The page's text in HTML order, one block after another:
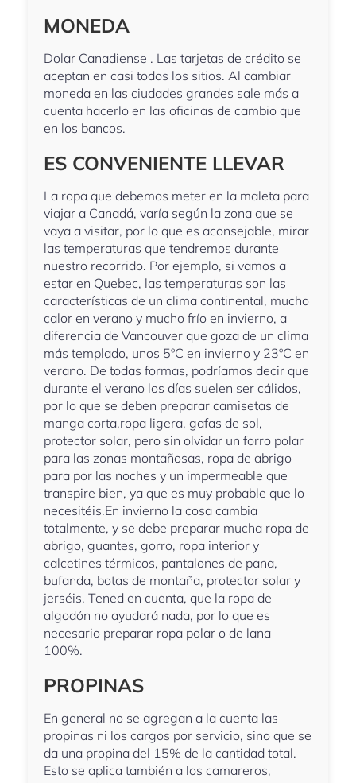
MONEDA
Dolar Canadiense . Las tarjetas de crédito se
aceptan en casi todos los sitios. Al cambiar
moneda en las ciudades grandes sale más a
cuenta hacerlo en las oficinas de cambio que
en los bancos.
ES CONVENIENTE LLEVAR
La ropa que debemos meter en la maleta para
viajar a Canadá, varía según la zona que se
vaya a visitar, por lo que es aconsejable, mirar
las temperaturas que tendremos durante
nuestro recorrido. Por ejemplo, si vamos a
estar en Quebec, las temperaturas son las
características de un clima continental, mucho
calor en verano y mucho frío en invierno, a
diferencia de Vancouver que goza de un clima
más templado, unos 5ºC en invierno y 23ºC en
verano. De todas formas, podríamos decir que
durante el verano los días suelen ser cálidos,
por lo que se deben preparar camisetas de
manga corta,ropa ligera, gafas de sol,
protector solar, pero sin olvidar un forro polar
para las zonas montañosas, ropa de abrigo
para por las noches y un impermeable que
transpire bien, ya que es muy probable que lo
necesitéis.En invierno la cosa cambia
totalmente, y se debe preparar mucha ropa de
abrigo, guantes, gorro, ropa interior y
calcetines térmicos, pantalones de pana,
bufanda, botas de montaña, protector solar y
jerséis. Tened en cuenta, que la ropa de
algodón no ayudará nada, por lo que es
necesario preparar ropa polar o de lana
100%.
PROPINAS
En general no se agregan a la cuenta las
propinas ni los cargos por servicio, sino que se
da una propina del 15% de la cantidad total.
Esto se aplica también a los camareros,